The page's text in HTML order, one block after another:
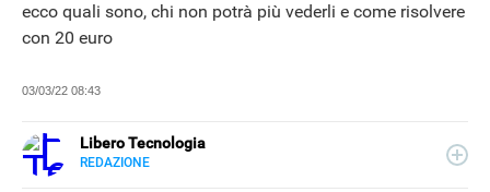
ecco quali sono, chi non potrà più vederli e come risolvere
con 20 euro
03/03/22 08:43
Libero Tecnologia
REDAZIONE